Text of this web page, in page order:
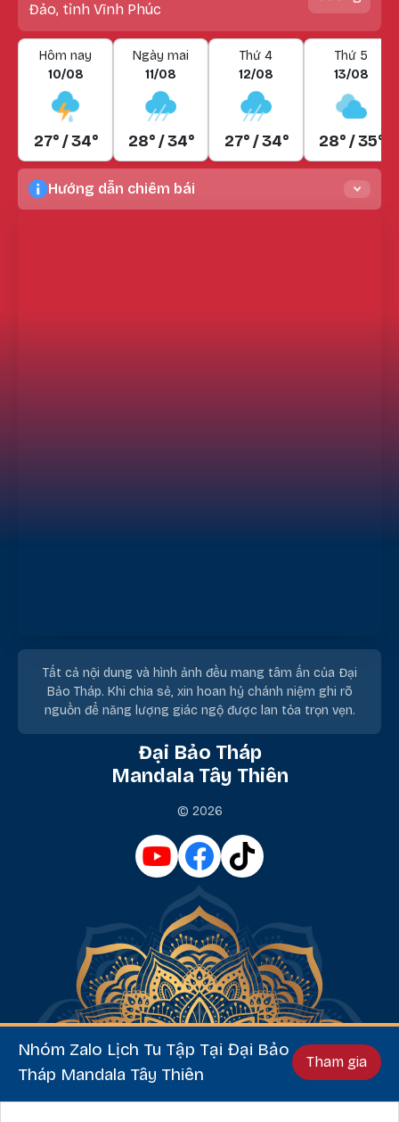
Đảo, tỉnh Vĩnh Phúc
Hôm nay
10/08
27° / 34°
Ngày mai
11/08
28° / 34°
Thứ 4
12/08
27° / 34°
Thứ 5
13/08
28° / 35°
Hướng dẫn chiêm bái
Tất cả nội dung và hình ảnh đều mang tâm ấn của Đại
Bảo Tháp. Khi chia sẻ, xin hoan hỷ chánh niệm ghi rõ
nguồn để năng lượng giác ngộ được lan tỏa trọn vẹn.
Đại Bảo Tháp
Mandala Tây Thiên
© 2026
Nhóm Zalo Lịch Tu Tập Tại Đại Bảo
Tháp Mandala Tây Thiên
Tham gia